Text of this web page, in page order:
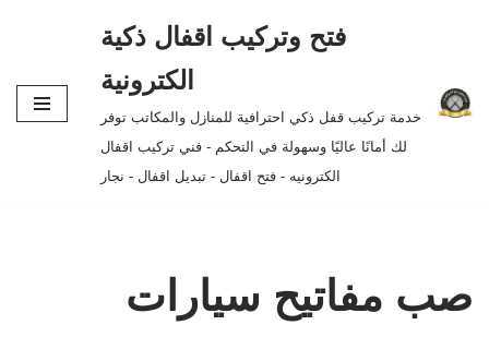
إلى
المحتوى
فتح وتركيب اقفال ذكية
الكترونية
خدمة تركيب قفل ذكي احترافية للمنازل والمكاتب توفر
لك أمانًا عاليًا وسهولة في التحكم - فني تركيب اقفال
الكترونيه - فتح اقفال - تبديل اقفال - نجار
صب مفاتيح سيارات